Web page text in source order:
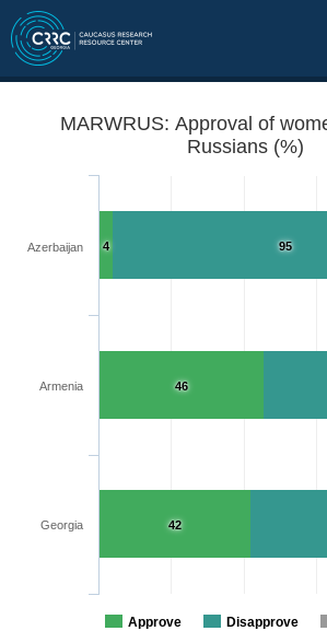
MARWRUS: Approval of
Russians (%)
95
4
46
42
Approve Disapprove
Azerbaijan
Armenia
Georgia